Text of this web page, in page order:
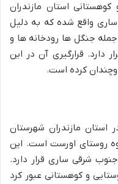
استان مازندران
واقع شده که به دلیل
جنگل ها رودخانه ها و
دارد. قرارگیری آن در این
کرده است.
مازندران شهرستان
روستای اورست است. این
۱۰۰ کیلومتری جنوب شرقی ساری قرار دارد.
و کوهستانی عبور کرد